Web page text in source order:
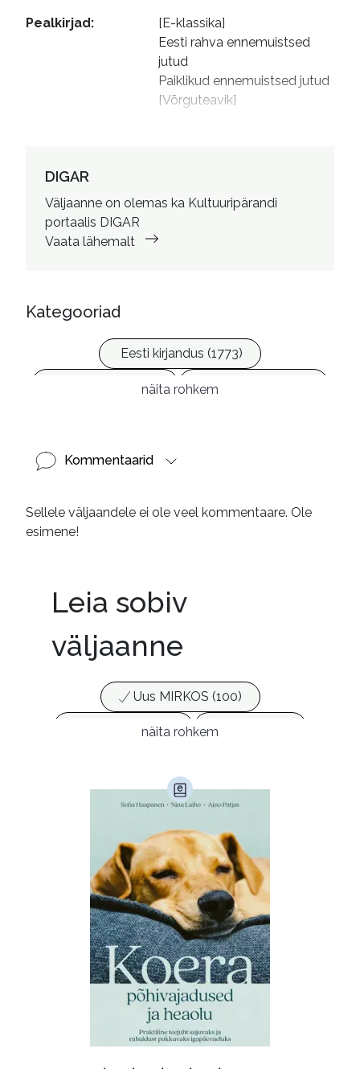
Pealkirjad:
[E-klassika]
Eesti rahva ennemuistsed
jutud
Paiklikud ennemuistsed jutud
[Võrguteavik]
DIGAR
Väljaanne on olemas ka Kultuuripärandi
portaalis DIGAR
Vaata lähemalt
Kategooriad
Eesti kirjandus (1773)
Ilukirjandus (4258)
Vabakasutus (423)
näita rohkem
Kommentaarid
Sellele väljaandele ei ole veel kommentaare. Ole
esimene!
Leia sobiv
väljaanne
Uus MIRKOS (100)
Populaarsed (25)
Ajakirjad (17)
Armastusromaanid (292)
Biograafiad (228)
Eesti kirjandus (1773)
Ettevõtlus (30)
Filoloogia (121)
Filosoofia (146)
Geograafia (65)
Haridus (20)
Ilukirjandus (4258)
näita rohkem